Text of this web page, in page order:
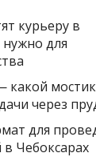
курьеру в
для
какой мостик
через
для
Чебоксарах